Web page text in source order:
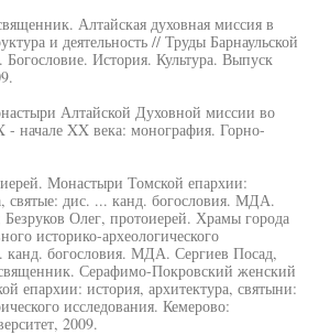
Алтайская духовная миссия в
и деятельность // Труды Барнаульской
История. Культура. Выпуск
Алтайской Духовной миссии во
начале XX века: монография. Горно-
Монастыри Томской епархии:
святые: дис. ... канд. богословия. МДА.
Олег, протоиерей. Храмы города
историко-археологического
канд. богословия. МДА. Сергиев Посад,
Серафимо-Покровский женский
епархии: история, архитектура, святыни:
исследования. Кемерово:
2009.